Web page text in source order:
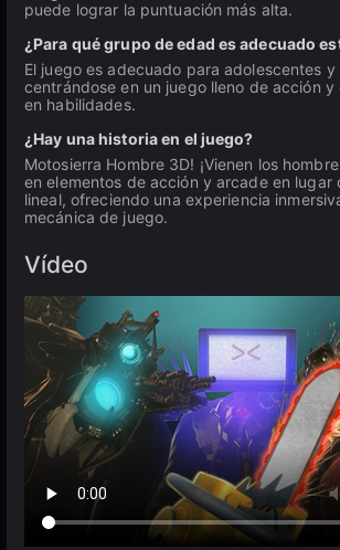
puede lograr la puntuación más alta.
¿Para qué grupo de edad es adecuado
El juego es adecuado para adolescentes y
centrándose en un juego lleno de acción
en habilidades.
¿Hay una historia en el juego?
Motosierra Hombre 3D! ¡Vienen los
en elementos de acción y arcade en lugar
lineal, ofreciendo una experiencia
mecánica de juego.
Vídeo